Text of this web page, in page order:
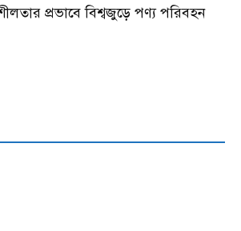
প্রভাবে বিশ্বজুড়ে পণ্য পরিবহন